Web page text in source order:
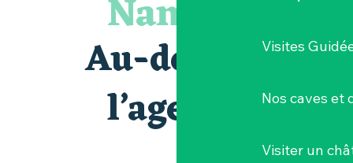
Visites
Nos caves et
Visiter un
Escapade sensorielle pour enfants savants ....
Clisson gîte et couvert XIXe - XXe siècles
« D'ici-là » - Danse et théâtre par la Compagnie Jusqu'à
Les Dimanches au port, 6e édition
Nantais
Au-delà de
l’agenda